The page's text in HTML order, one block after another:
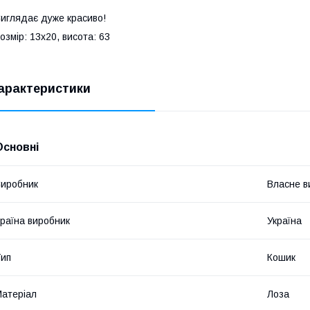
дуже красиво!
13х20, висота: 63
Власне
виробник Україна
Кошик
Лоза